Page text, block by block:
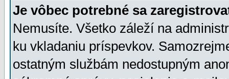
Je vôbec potrebné sa
Nemusíte. Všetko záleží na
ku vkladaniu príspevkov.
ostatným službám nedostupným